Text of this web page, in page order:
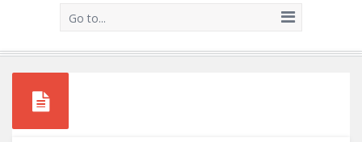
Go to...